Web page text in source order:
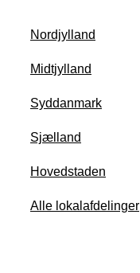
Nordjylland
Midtjylland
Syddanmark
Sjælland
Hovedstaden
Alle lokalafdelinger